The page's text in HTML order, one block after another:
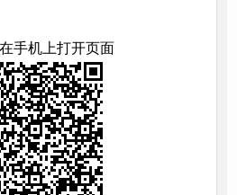
手机上打开页面